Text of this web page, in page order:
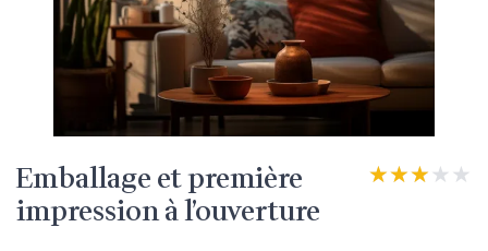
Emballage et première
impression à l’ouverture
★★★★★
★★★★★